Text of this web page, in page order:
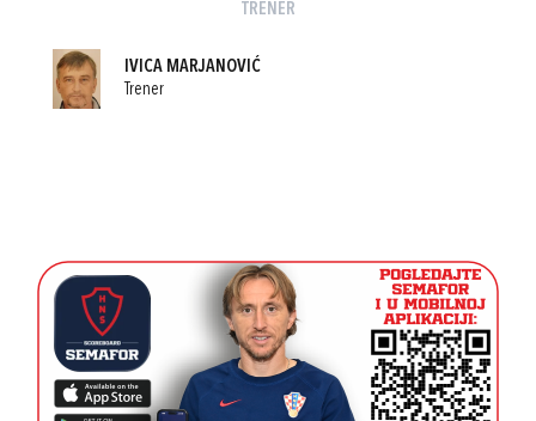
TRENER
IVICA MARJANOVIĆ
Trener